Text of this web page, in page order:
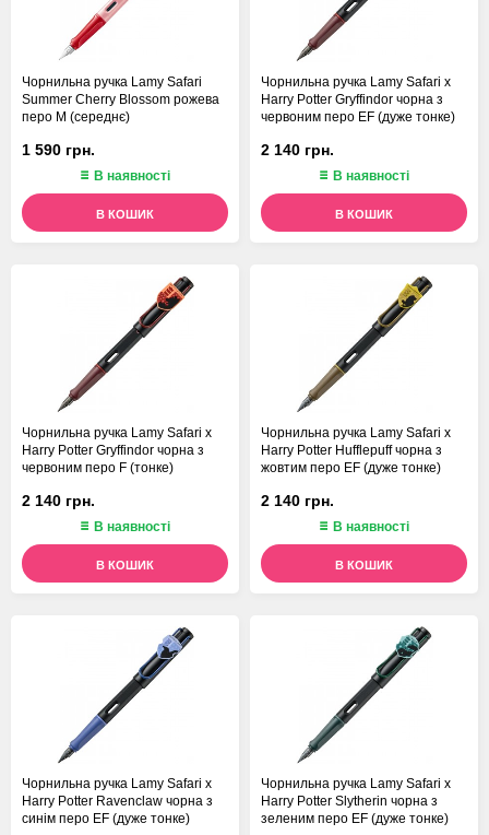
Чорнильна ручка Lamy Safari
Summer Cherry Blossom рожева
перо M (середнє)
1 590 грн.
В наявності
В КОШИК
Чорнильна ручка Lamy Safari x
Harry Potter Gryffindor чорна з
червоним перо EF (дуже тонке)
2 140 грн.
В наявності
В КОШИК
Чорнильна ручка Lamy Safari x
Harry Potter Gryffindor чорна з
червоним перо F (тонке)
2 140 грн.
В наявності
В КОШИК
Чорнильна ручка Lamy Safari x
Harry Potter Hufflepuff чорна з
жовтим перо EF (дуже тонке)
2 140 грн.
В наявності
В КОШИК
Чорнильна ручка Lamy Safari x
Harry Potter Ravenclaw чорна з
синім перо EF (дуже тонке)
Чорнильна ручка Lamy Safari x
Harry Potter Slytherin чорна з
зеленим перо EF (дуже тонке)